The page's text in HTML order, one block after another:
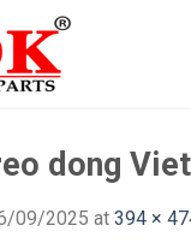
dong
09/2025 at 394 ×